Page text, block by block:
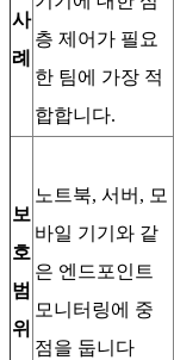
사
례
층 제어가 필요
한 팀에 가장 적
합합니다.
보
호
범
위
노트북, 서버, 모
바일 기기와 같
은 엔드포인트
모니터링에 중
점을 둡니다